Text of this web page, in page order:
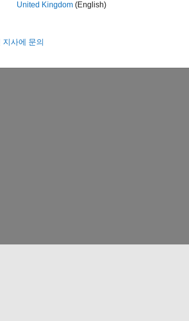
United Kingdom (English)
지사에 문의